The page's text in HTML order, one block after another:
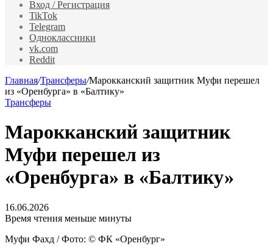
Вход / Регистрация
TikTok
Telegram
Одноклассники
vk.com
Reddit
Главная/Трансферы/Марокканский защитник Муфи перешел
из «Оренбурга» в «Балтику»
Трансферы
Марокканский защитник
Муфи перешел из
«Оренбурга» в «Балтику»
16.06.2026
Время чтения меньше минуты
Муфи Фахд / Фото: © ФК «Оренбург»